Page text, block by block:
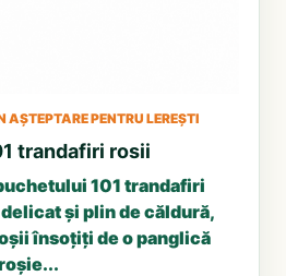
PENTRU LEREȘTI
trandafiri rosii
101 trandafiri
și plin de căldură,
însoțiți de o panglică